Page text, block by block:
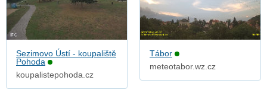
Sezimovo Ústí - koupaliště
Pohoda
koupalistepohoda.cz
Tábor
meteotabor.wz.cz